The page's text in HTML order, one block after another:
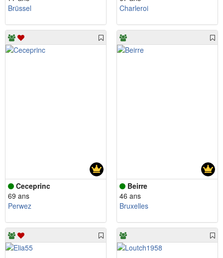
Brüssel
Charleroi
Ceceprinc
69 ans
Perwez
Beirre
46 ans
Bruxelles